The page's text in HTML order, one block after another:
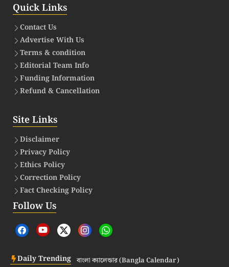
Quick Links
Contact Us
Advertise With Us
Terms & condition
Editorial Team Info
Funding Information
Refund & Cancellation
Site Links
Disclaimer
Privacy Policy
Ethics Policy
Correction Policy
Fact Checking Policy
Follow Us
Daily Trending বাংলা ক্যালেন্ডার (Bangla Calendar)